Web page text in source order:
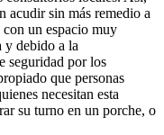
acudir sin más remedio a
con un espacio muy
y debido a la
seguridad por los
que personas
necesitan esta
su turno en un porche, o